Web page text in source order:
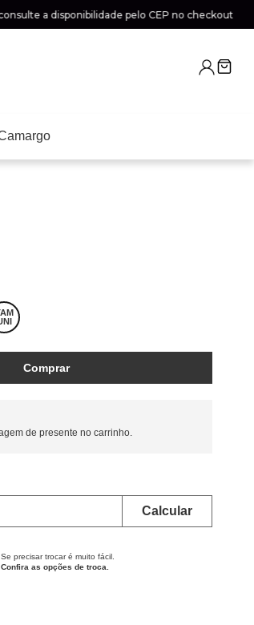
a disponibilidade pelo CEP no checkout
Comprar
de presente no carrinho.
Se precisar trocar é muito fácil.
Confira as opções de troca.